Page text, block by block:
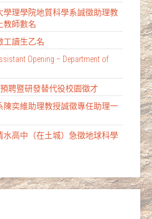
學理學院地質科學系誠徵助理教
教師數名
工讀生乙名
Opening – Department of
預聘暨研發替代役校園徵才
陳奕維助理教授誠徵專任助理一
水高中（在土城）急徵地球科學